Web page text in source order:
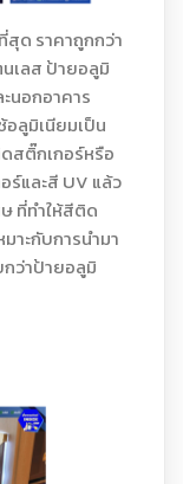
สุด ราคาถูกกว่า
เลส ป้ายอลูมิ
นอกอาคาร
ลูมิเนียมเป็น
ดสติ๊กเกอร์หรือ
และสี UV แล้ว
ที่ทำให้สีติด
าะกับการนำมา
ว่าป้ายอลูมิ